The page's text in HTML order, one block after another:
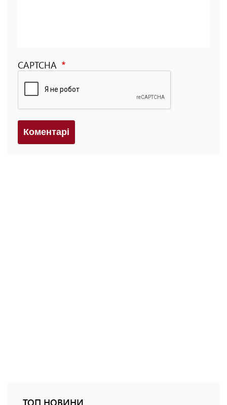
CAPTCHA
Коментарi
ТОП НОВИНИ